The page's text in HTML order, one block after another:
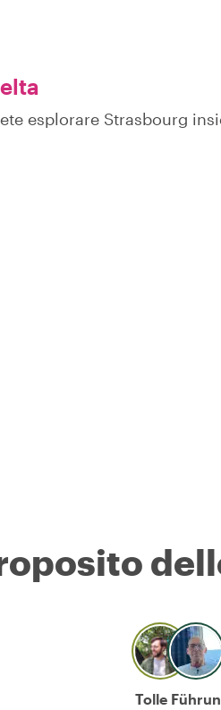
esplorare Strasbourg
Tolle